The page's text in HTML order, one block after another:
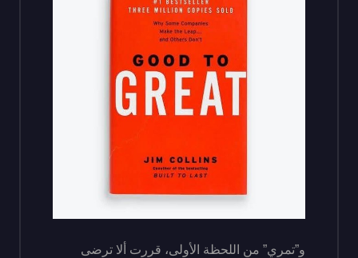
و”تمري” من اللحظة الأولى، قررت ألا ترضى